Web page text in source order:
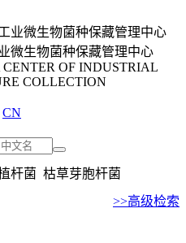
微生物菌种保藏管理中心
OF INDUSTRIAL
COLLECTION
CN
杆菌 枯草芽胞杆菌
>>高级检索